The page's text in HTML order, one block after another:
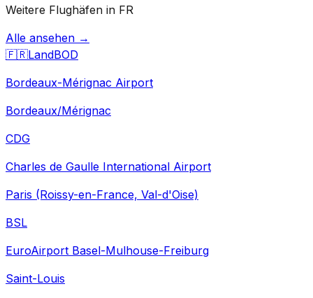
Weitere Flughäfen in FR
Alle ansehen →
🇫🇷LandBOD
Bordeaux-Mérignac Airport
Bordeaux/Mérignac
CDG
Charles de Gaulle International Airport
Paris (Roissy-en-France, Val-d'Oise)
BSL
EuroAirport Basel-Mulhouse-Freiburg
Saint-Louis